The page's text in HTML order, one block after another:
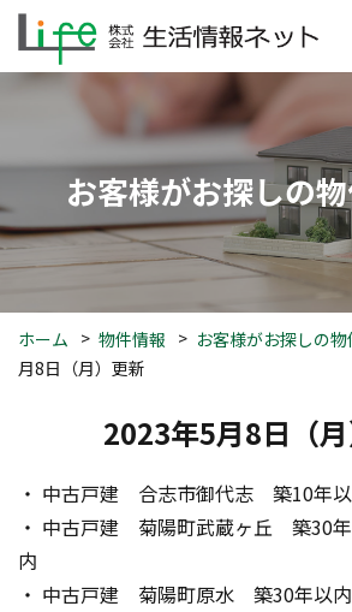
お客様がお探しの
ホーム 物件情報 お客様がお探しの物
月8日（月）更新
2023年5月8日（
・ 中古戸建　合志市御代志　築10年
・ 中古戸建　菊陽町武蔵ヶ丘　築30
内
・ 中古戸建　菊陽町原水　築30年以